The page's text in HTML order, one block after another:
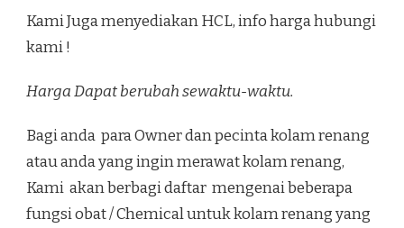
Kami Juga menyediakan HCL, info harga hubungi
kami !
Harga Dapat berubah sewaktu-waktu.
Bagi anda para Owner dan pecinta kolam renang
atau anda yang ingin merawat kolam renang,
Kami akan berbagi daftar mengenai beberapa
fungsi obat / Chemical untuk kolam renang yang